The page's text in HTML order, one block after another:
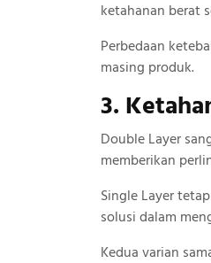
ketahanan berat
Perbedaan
masing produk.
3.
Double Layer
memberikan
Single Layer
solusi dalam
Kedua varian